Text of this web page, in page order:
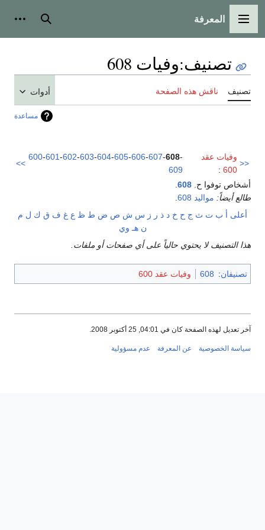
القائمة الرئيسية
المعرفة بحث
تصنيف:وفيات 608
تصنيف ناقش هذه الصفحة أدوات
مساعدة
<<
وفيات عقد
600
:
600-601-602-603-604-605-606-607-608-
609
>>
أشخاص توفوا ح. 608
طالع أيضاً: مواليد 608
أعلى أ ب ت ث ج ح خ د ذ ر ز س ش ص ض ط ظ ع غ ف ق ك ل م
ن هـ وي
هذا التصنيف لا يحتوي حالياً على أي صفحات أو ملفات.
تصنيفان:
608 وفيات عقد 600
آخر تعديل لهذه الصفحة كان في 04:01, 25 أكتوبر 2008.
سياسة الخصوصية عن المعرفة عدم مسؤولية